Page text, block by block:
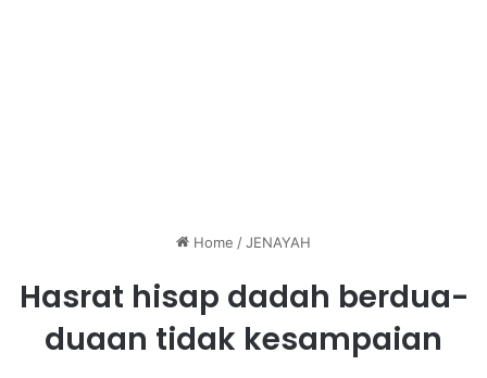
Home /JENAYAH
Hasrat hisap dadah berdua-
duaan tidak kesampaian